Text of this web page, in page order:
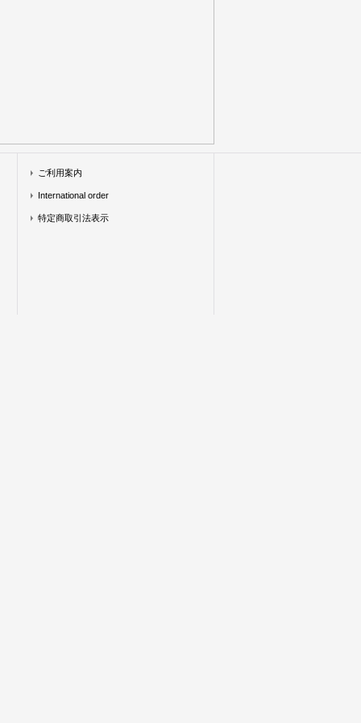
ご利用案内
International order
特定商取引法表示